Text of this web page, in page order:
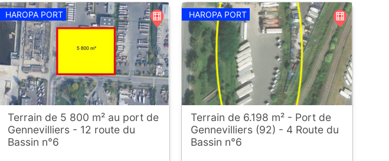
HAROPA PORT
Terrain de 5 800 m² au port de
Gennevilliers - 12 route du
Bassin n°6
HAROPA PORT
Terrain de 6.198 m² - Port de
Gennevilliers (92) - 4 Route du
Bassin n°6